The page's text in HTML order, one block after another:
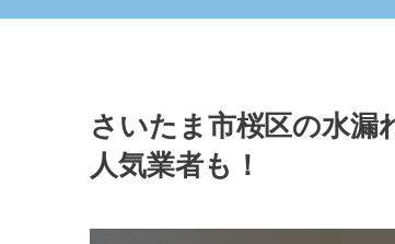
さいたま市桜区の水漏
人気業者も！